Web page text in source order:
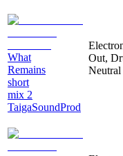
What
Remains
short
mix 2
TaigaSoundProd
Out,
Neutral